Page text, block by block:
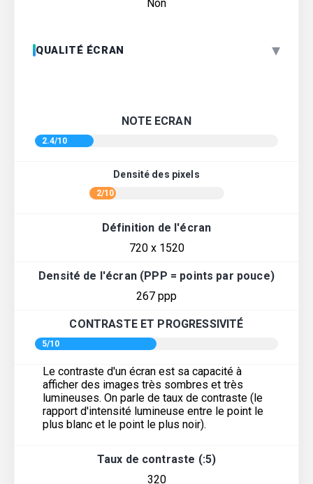
Non
QUALITÉ ÉCRAN ▾
NOTE ECRAN
2.4/10
Densité des pixels
2/10
Définition de l'écran
720 x 1520
Densité de l'écran (PPP = points par pouce)
267 ppp
CONTRASTE ET PROGRESSIVITÉ
5/10
Le contraste d'un écran est sa capacité à
afficher des images très sombres et très
lumineuses. On parle de taux de contraste (le
rapport d'intensité lumineuse entre le point le
plus blanc et le point le plus noir).
Taux de contraste (:5)
320